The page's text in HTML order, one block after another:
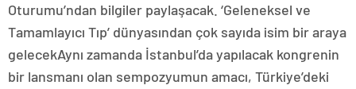
Oturumu’ndan bilgiler paylaşacak. ‘Geleneksel ve
Tamamlayıcı Tıp’ dünyasından çok sayıda isim bir araya
gelecekAynı zamanda İstanbul’da yapılacak kongrenin
bir lansmanı olan sempozyumun amacı, Türkiye’deki